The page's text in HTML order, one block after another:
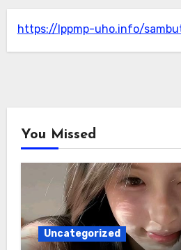
https://lppmp-uho.info/
You Missed
Uncategorized